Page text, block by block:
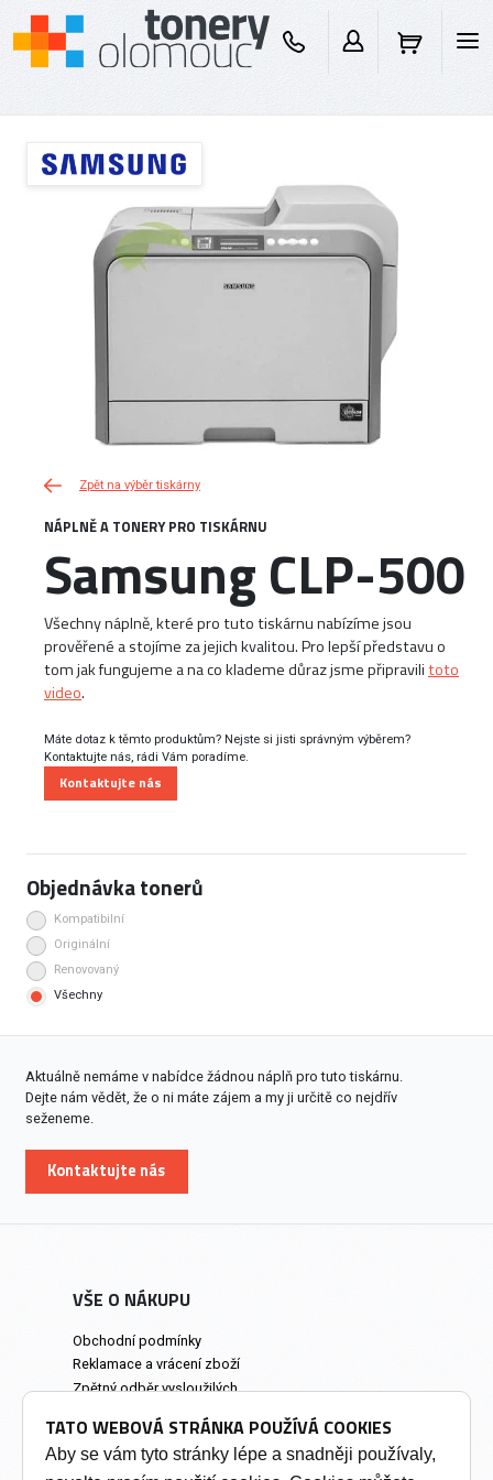
Zpět na výběr tiskárny
NÁPLNĚ A TONERY PRO TISKÁRNU
Samsung CLP-500
Všechny náplně, které pro tuto tiskárnu nabízíme jsou
prověřené a stojíme za jejich kvalitou. Pro lepší představu o
tom jak fungujeme a na co klademe důraz jsme připravilitoto
video.
Máte dotaz k těmto produktům? Nejste si jisti správným výběrem?
Kontaktujte nás, rádi Vám poradíme.
Kontaktujte nás
Objednávka tonerů
Kompatibilní
Originální
Renovovaný
Všechny
Aktuálně nemáme v nabídce žádnou náplň pro tuto tiskárnu.
Dejte nám vědět, že o ni máte zájem a my ji určitě co nejdřív
seženeme.
Kontaktujte nás
VŠE O NÁKUPU
Obchodní podmínky
Reklamace a vrácení zboží
Zpětný odběr vysloužilých
Prodejna a osobní odběr
TATO WEBOVÁ STRÁNKA POUŽÍVÁ COOKIES
Aby se vám tyto stránky lépe a snadněji používaly,